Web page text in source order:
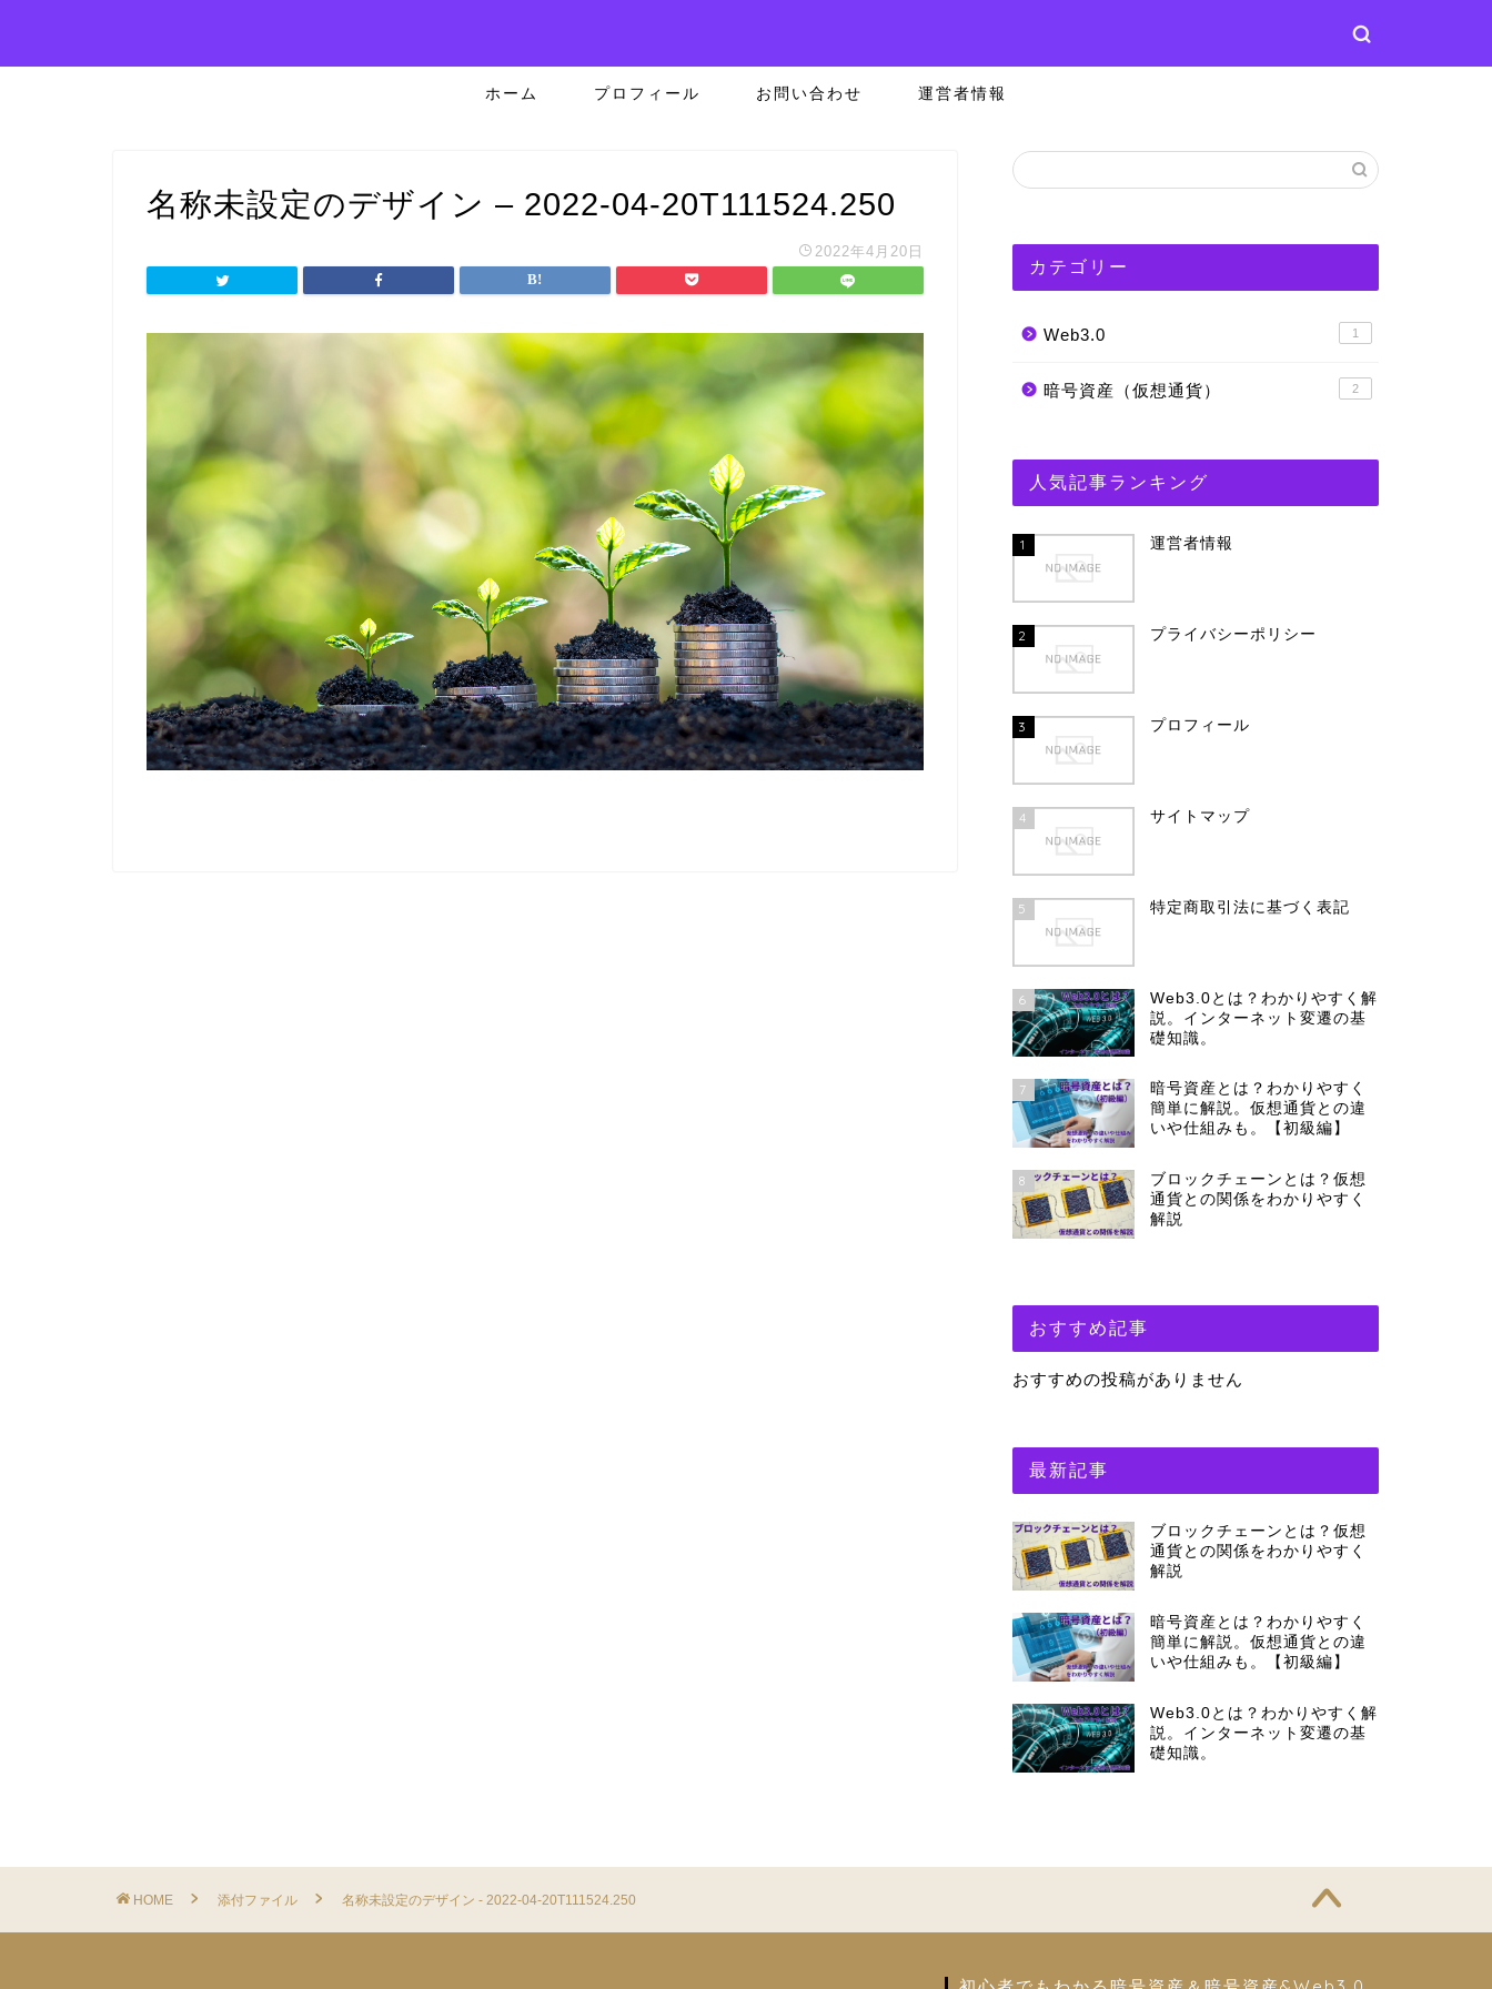
ホーム プロフィール お問い合わせ 運営者情報
名称未設定のデザイン – 2022-04-20T111524.250
2022年4月20日
カテゴリー
Web3.0 1
暗号資産（仮想通貨） 2
人気記事ランキング
1 運営者情報
2 プライバシーポリシー
3 プロフィール
4 サイトマップ
5 特定商取引法に基づく表記
6
Web3.0とは？わかりやすく解
説。インターネット変遷の基
礎知識。
7
暗号資産とは？わかりやすく
簡単に解説。仮想通貨との違
いや仕組みも。【初級編】
8
ブロックチェーンとは？仮想
通貨との関係をわかりやすく
解説
おすすめ記事
おすすめの投稿がありません
最新記事
ブロックチェーンとは？仮想
通貨との関係をわかりやすく
解説
暗号資産とは？わかりやすく
簡単に解説。仮想通貨との違
いや仕組みも。【初級編】
Web3.0とは？わかりやすく解
説。インターネット変遷の基
礎知識。
HOME 添付ファイル 名称未設定のデザイン - 2022-04-20T111524.250